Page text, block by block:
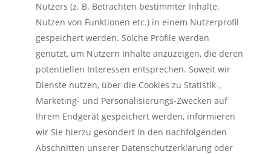
Nutzers (z. B. Betrachten bestimmter Inhalte,
Nutzen von Funktionen etc.) in einem Nutzerprofil
gespeichert werden. Solche Profile werden
genutzt, um Nutzern Inhalte anzuzeigen, die deren
potentiellen Interessen entsprechen. Soweit wir
Dienste nutzen, über die Cookies zu Statistik-,
Marketing- und Personalisierungs-Zwecken auf
Ihrem Endgerät gespeichert werden, informieren
wir Sie hierzu gesondert in den nachfolgenden
Abschnitten unserer Datenschutzerklärung oder